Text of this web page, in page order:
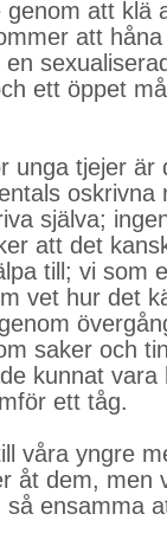
att klä
att
ett öppet
unga tjejer är
oskrivna
själva;
att det
till; vi som
vet hur det
saker och
kunnat
ett tåg.
våra yngre
åt dem, men
så ensamma